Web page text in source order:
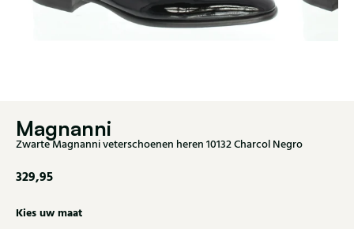
Magnanni
Zwarte Magnanni veterschoenen heren 10132 Charcol Negro
329,95
Kies uw maat